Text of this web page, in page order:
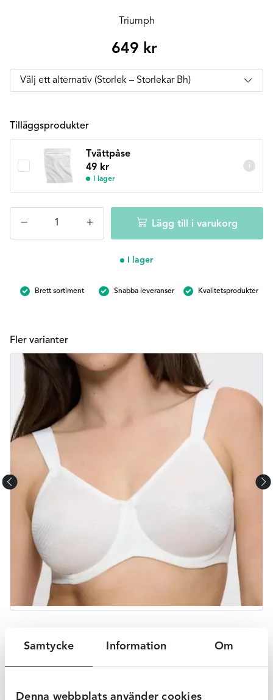
Samtycke Information Om
Denna webbplats använder cookies
Triumph
649 kr
Tilläggsprodukter
Tvättpåse
49 kr
I lager
i
−
minimizer
mängd
+ Lägg till i varukorg
I lager
Brett sortiment Snabba leveranser Kvalitetsprodukter
Fler varianter
Beskrivning